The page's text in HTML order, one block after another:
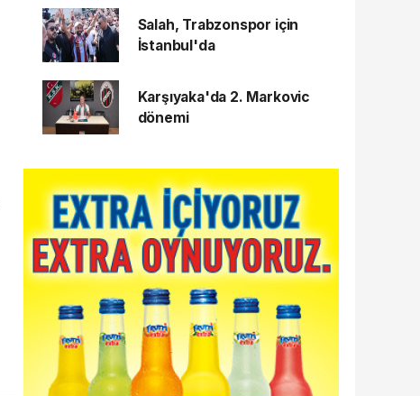
Salah, Trabzonspor için
İstanbul'da
Karşıyaka'da 2. Markovic
dönemi